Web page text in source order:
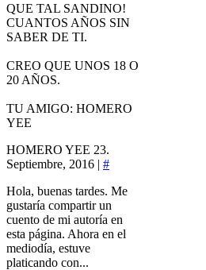
QUE TAL SANDINO!
CUANTOS AÑOS SIN
SABER DE TI.
CREO QUE UNOS 18 O
20 AÑOS.
TU AMIGO: HOMERO
YEE
HOMERO YEE 23.
Septiembre, 2016 | #
Hola, buenas tardes. Me
gustaría compartir un
cuento de mi autoría en
esta página. Ahora en el
mediodía, estuve
platicando con...